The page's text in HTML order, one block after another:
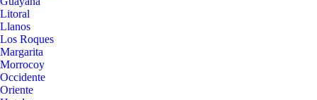
Litoral
Llanos
Los Roques
Margarita
Morrocoy
Occidente
Oriente